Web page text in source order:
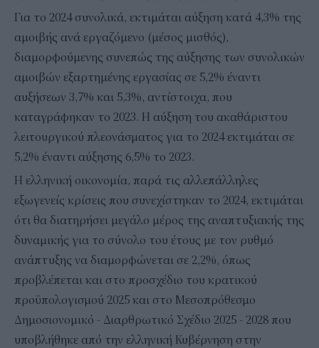
Για το 2024 συνολικά, εκτιμάται αύξηση κατά 4,3% της
αμοιβής ανά εργαζόμενο (μέσος μισθός),
διαμορφούμενης συνεπώς της αύξησης των συνολικών
αμοιβών εξαρτημένης εργασίας σε 5,2% έναντι
αυξήσεων 3,7% και 5,3%, αντίστοιχα, που
καταγράφηκαν το 2023. Η αύξηση του ακαθάριστου
λειτουργικού πλεονάσματος για το 2024 εκτιμάται σε
5,2% έναντι αύξησης 6,5% το 2023.
H ελληνική οικονομία, παρά τις αλλεπάλληλες
εξωγενείς κρίσεις που συνεχίστηκαν το 2024, εκτιμάται
ότι θα διατηρήσει μεγάλο μέρος της αναπτυξιακής της
δυναμικής για το σύνολο του έτους με τον ρυθμό
ανάπτυξης να διαμορφώνεται σε 2,2%, όπως
προβλέπεται και στο προσχέδιο του κρατικού
προϋπολογισμού 2025 και στο Μεσοπρόθεσμο
Δημοσιονομικό - Διαρθρωτικό Σχέδιο 2025 - 2028 που
υποβλήθηκε από την ελληνική Κυβέρνηση στην